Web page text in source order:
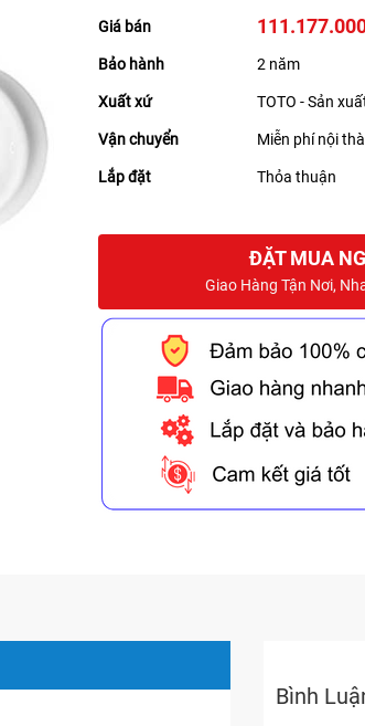
Giá bán
Bảo hành 2 năm
Xuất xứ TOTO - Sản
Vận chuyển Miễn phí nội
Lắp đặt Thỏa thuận
ĐẶT MUA
Giao Hàng Tận Nơi,
Bình